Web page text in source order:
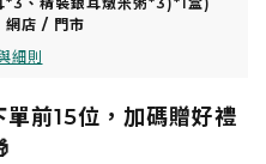
網店 / 門市
細則
前15位，加碼贈好禮